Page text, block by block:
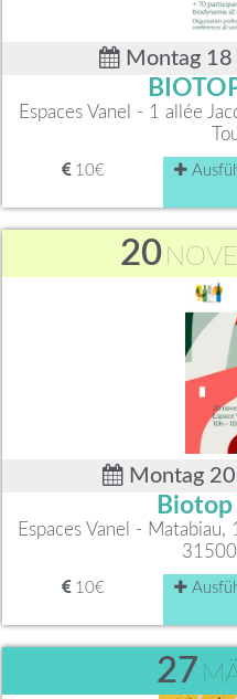
Montag
Espaces Vanel - 1 allée
10€
20
Montag
Biotop
Espaces Vanel - Matabiau,
31500
10€
27